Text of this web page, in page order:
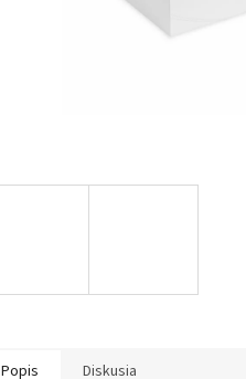
Popis Diskusia